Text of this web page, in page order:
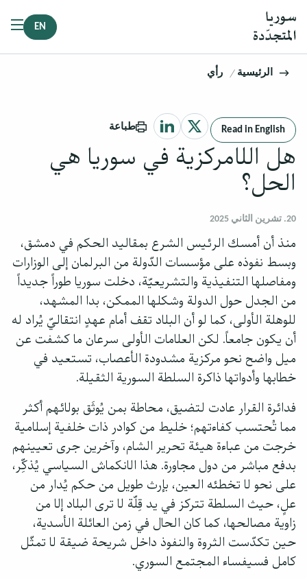
EN
الرئيسية رأي
Read in English طباعة
هل اللامركزية في سوريا هي
الحل؟
20. تشرين الثاني 2025
منذ أن أمسك الرئيس الشرع بمقاليد الحكم في دمشق،
وبسط نفوذه على مؤسسات الدّولة من البرلمان إلى الوزارات
ومفاصلها التنفيذية والتشريعيّة، دخلت سوريا طوراً جديداً
من الجدل حول الدولة وشكلها الممكن، بدا المشهد،
للوهلة الأولى، كما لو أن البلاد تقف أمام عهدٍ انتقاليّ يُراد له
أن يكون جامعاً. لكن العلامات الأولى سرعان ما كشفت عن
ميل واضح نحو مركزية مشدودة الأعصاب، تستعيد في
خطابها وأدواتها ذاكرة السلطة السورية الثقيلة.
فدائرة القرار عادت لتضيق، محاطة بمن يُوثَق بولائهم أكثر
مما تُحتسب كفاءتهم؛ خليط من كوادر ذات خلفية إسلامية
خرجت من عباءة هيئة تحرير الشام، وآخرين جرى تعيينهم
بدفع مباشر من دول مجاورة. هذا الانكماش السياسي يُذكِّر،
على نحو لا تخطئه العين، بإرث طويل من حكم يُدار من
علٍ، حيث السلطة تتركز في يد قِلّة لا ترى البلاد إلا من
زاوية مصالحها، كما كان الحال في زمن العائلة الأسدية،
حين تكدّست الثروة والنفوذ داخل شريحة ضيقة لا تمثّل
كامل فسيفساء المجتمع السوري.